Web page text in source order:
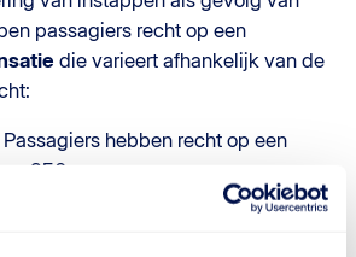
passagiers recht op een
die varieert afhankelijk van de
Passagiers hebben recht op een
250 euro.
3.500 km:
Passagiers hebben